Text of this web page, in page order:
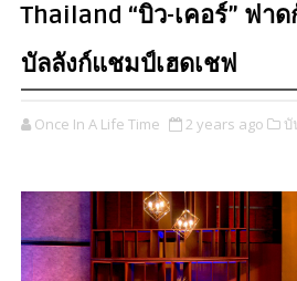
Thailand “บิว-เคอร์” ฟา
บัลลังก์แชมป์เฮดเชฟ
Once In A Life Time 2 years ago บั